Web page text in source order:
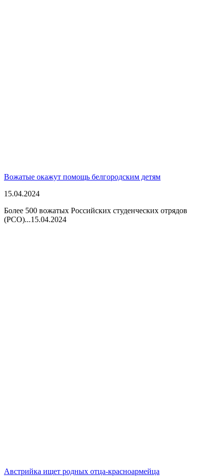
Вожатые окажут помощь белгородским детям
15.04.2024
Более 500 вожатых Российских студенческих отрядов
(РСО)...15.04.2024
Австрийка ищет родных отца-красноармейца